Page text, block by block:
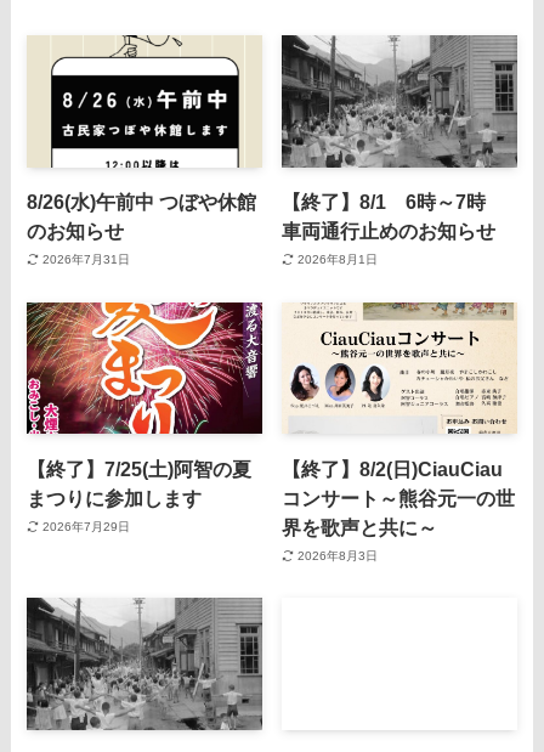
8/26(水)午前中 つぼや休館
のお知らせ
2026年7月31日
【終了】8/1 6時～7時
車両通行止めのお知らせ
2026年8月1日
【終了】7/25(土)阿智の夏
まつりに参加します
2026年7月29日
【終了】8/2(日)CiauCiau
コンサート～熊谷元一の世
界を歌声と共に～
2026年8月3日